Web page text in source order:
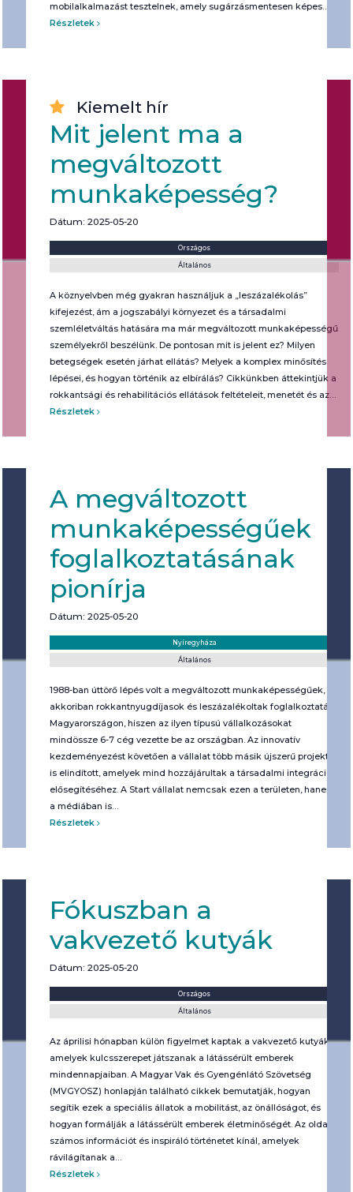
mobilalkalmazást tesztelnek, amely sugárzásmentesen képes…
Részletek
Kiemelt hír
Mit jelent ma a
megváltozott
munkaképesség?
Dátum: 2025-05-20
Országos
Általános
A köznyelvben még gyakran használjuk a „leszázalékolás”
kifejezést, ám a jogszabályi környezet és a társadalmi
szemléletváltás hatására ma már megváltozott munkaképességű
személyekről beszélünk. De pontosan mit is jelent ez? Milyen
betegségek esetén járhat ellátás? Melyek a komplex minősítés
lépései, és hogyan történik az elbírálás? Cikkünkben áttekintjük a
rokkantsági és rehabilitációs ellátások feltételeit, menetét és az…
Részletek
A megváltozott
munkaképességűek
foglalkoztatásának
pionírja
Dátum: 2025-05-20
Nyíregyháza
Általános
1988-ban úttörő lépés volt a megváltozott munkaképességűek,
akkoriban rokkantnyugdíjasok és leszázalékoltak foglalkoztatása
Magyarországon, hiszen az ilyen típusú vállalkozásokat
mindössze 6-7 cég vezette be az országban. Az innovatív
kezdeményezést követően a vállalat több másik újszerű projektet
is elindított, amelyek mind hozzájárultak a társadalmi integráció
elősegítéséhez. A Start vállalat nemcsak ezen a területen, hanem
a médiában is…
Részletek
Fókuszban a
vakvezető kutyák
Dátum: 2025-05-20
Országos
Általános
Az áprilisi hónapban külön figyelmet kaptak a vakvezető kutyák,
amelyek kulcsszerepet játszanak a látássérült emberek
mindennapjaiban. A Magyar Vak és Gyengénlátó Szövetség
(MVGYOSZ) honlapján található cikkek bemutatják, hogyan
segítik ezek a speciális állatok a mobilitást, az önállóságot, és
hogyan formálják a látássérült emberek életminőségét. Az oldal
számos információt és inspiráló történetet kínál, amelyek
rávilágítanak a…
Részletek